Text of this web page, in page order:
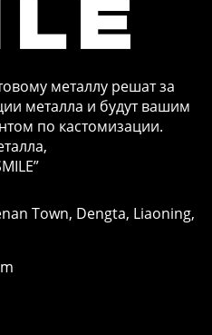
металлу решат за
металла и будут вашим
по кастомизации.
Town, Dengta, Liaoning,